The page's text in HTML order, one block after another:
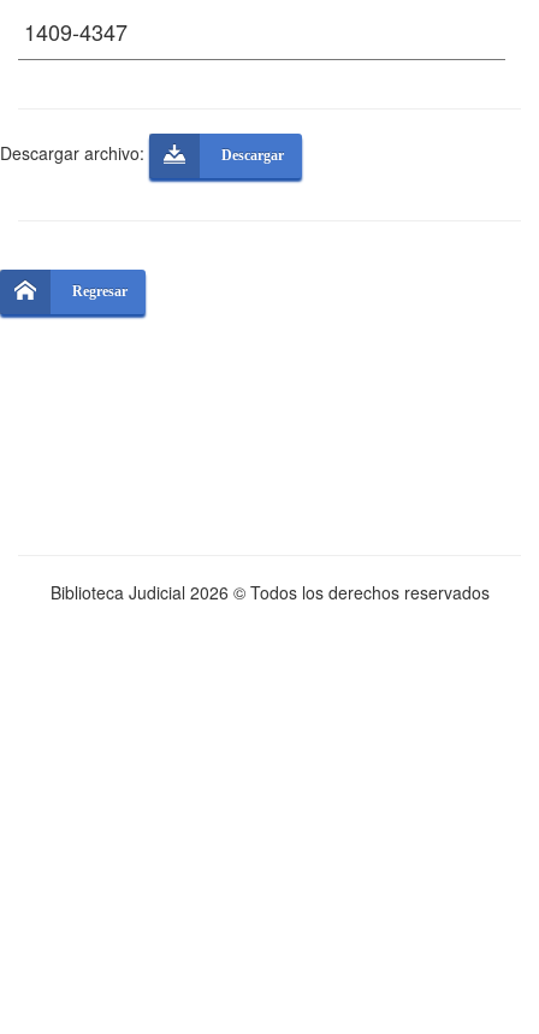
Descargar archivo: Descargar
Regresar
Biblioteca Judicial 2026 © Todos los derechos reservados